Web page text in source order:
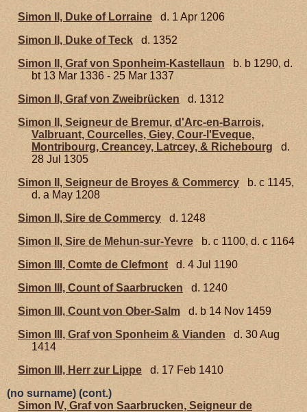
Simon II, Duke of Lorraine
d. 1 Apr 1206
Simon II, Duke of Teck
d. 1352
Simon II, Graf von Sponheim-Kastellaun
b. b 1290, d.
bt 13 Mar 1336 - 25 Mar 1337
Simon II, Graf von Zweibrücken
d. 1312
Simon II, Seigneur de Bremur, d'Arc-en-Barrois,
Valbruant, Courcelles, Giey, Cour-l'Eveque,
Montribourg, Creancey, Latrcey, & Richebourg
d.
28 Jul 1305
Simon II, Seigneur de Broyes & Commercy
b. c 1145,
d. a May 1208
Simon II, Sire de Commercy
d. 1248
Simon II, Sire de Mehun-sur-Yevre
b. c 1100, d. c 1164
Simon III, Comte de Clefmont
d. 4 Jul 1190
Simon III, Count of Saarbrucken
d. 1240
Simon III, Count von Ober-Salm
d. b 14 Nov 1459
Simon III, Graf von Sponheim & Vianden
d. 30 Aug
1414
Simon III, Herr zur Lippe
d. 17 Feb 1410
(no surname) (cont.)
Simon IV, Graf von Saarbrucken, Seigneur de